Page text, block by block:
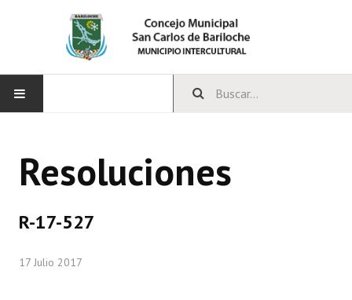
CONCEJO
Resoluciones
R-17-527
17 Julio 2017